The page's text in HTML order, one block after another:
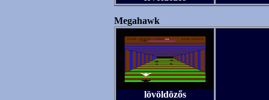
Megahawk
lövöldözős